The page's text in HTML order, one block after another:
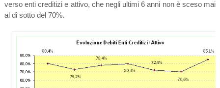
verso enti creditizi e attivo, che negli ultimi 6 anni non è sceso mai
al di sotto del 70%.